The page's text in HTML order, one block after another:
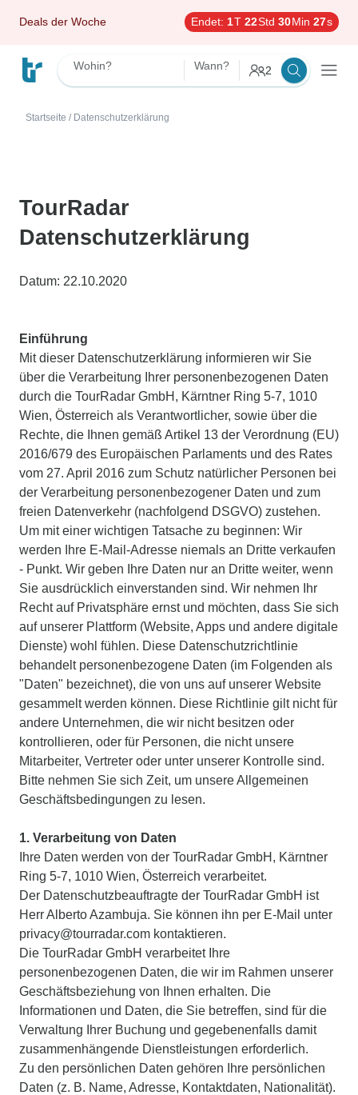
Deals der Woche Endet: 1T 22Std 30Min 27s
Wohin? Wann? 2
Startseite / Datenschutzerklärung
TourRadar
Datenschutzerklärung
Datum: 22.10.2020
Einführung
Mit dieser Datenschutzerklärung informieren wir Sie
über die Verarbeitung Ihrer personenbezogenen Daten
durch die TourRadar GmbH, Kärntner Ring 5-7, 1010
Wien, Österreich als Verantwortlicher, sowie über die
Rechte, die Ihnen gemäß Artikel 13 der Verordnung (EU)
2016/679 des Europäischen Parlaments und des Rates
vom 27. April 2016 zum Schutz natürlicher Personen bei
der Verarbeitung personenbezogener Daten und zum
freien Datenverkehr (nachfolgend DSGVO) zustehen.
Um mit einer wichtigen Tatsache zu beginnen: Wir
werden Ihre E-Mail-Adresse niemals an Dritte verkaufen
- Punkt. Wir geben Ihre Daten nur an Dritte weiter, wenn
Sie ausdrücklich einverstanden sind. Wir nehmen Ihr
Recht auf Privatsphäre ernst und möchten, dass Sie sich
auf unserer Plattform (Website, Apps und andere digitale
Dienste) wohl fühlen. Diese Datenschutzrichtlinie
behandelt personenbezogene Daten (im Folgenden als
"Daten" bezeichnet), die von uns auf unserer Website
gesammelt werden können. Diese Richtlinie gilt nicht für
andere Unternehmen, die wir nicht besitzen oder
kontrollieren, oder für Personen, die nicht unsere
Mitarbeiter, Vertreter oder unter unserer Kontrolle sind.
Bitte nehmen Sie sich Zeit, um unsere Allgemeinen
Geschäftsbedingungen zu lesen.
1. Verarbeitung von Daten
Ihre Daten werden von der TourRadar GmbH, Kärntner
Ring 5-7, 1010 Wien, Österreich verarbeitet.
Der Datenschutzbeauftragte der TourRadar GmbH ist
Herr Alberto Azambuja. Sie können ihn per E-Mail unter
privacy@tourradar.com kontaktieren.
Die TourRadar GmbH verarbeitet Ihre
personenbezogenen Daten, die wir im Rahmen unserer
Geschäftsbeziehung von Ihnen erhalten. Die
Informationen und Daten, die Sie betreffen, sind für die
Verwaltung Ihrer Buchung und gegebenenfalls damit
zusammenhängende Dienstleistungen erforderlich.
Zu den persönlichen Daten gehören Ihre persönlichen
Daten (z. B. Name, Adresse, Kontaktdaten, Nationalität).